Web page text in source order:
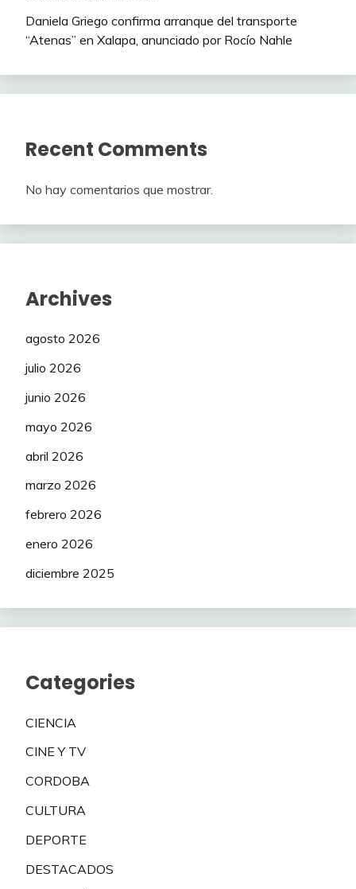
Daniela Griego confirma arranque del transporte
“Atenas” en Xalapa, anunciado por Rocío Nahle
Recent Comments
No hay comentarios que mostrar.
Archives
agosto 2026
julio 2026
junio 2026
mayo 2026
abril 2026
marzo 2026
febrero 2026
enero 2026
diciembre 2025
Categories
CIENCIA
CINE Y TV
CORDOBA
CULTURA
DEPORTE
DESTACADOS